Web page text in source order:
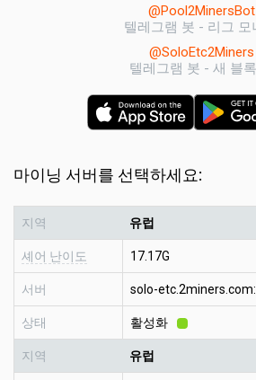
@Pool2MinersBot
텔레그램 봇 - 리그 모
@SoloEtc2Miners
텔레그램 봇 - 새 블
마이닝 서버를 선택하세요:
지역 유럽
셰어 난이도 17.17G
서버 solo-
상태 활성화
지역 유럽